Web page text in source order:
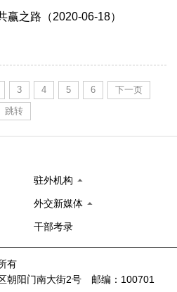
赢之路（2020-06-18）
3 4 5 6
下一页
跳转
驻外机构
外交新媒体
干部考录
有
朝阳门南大街2号 邮编：100701